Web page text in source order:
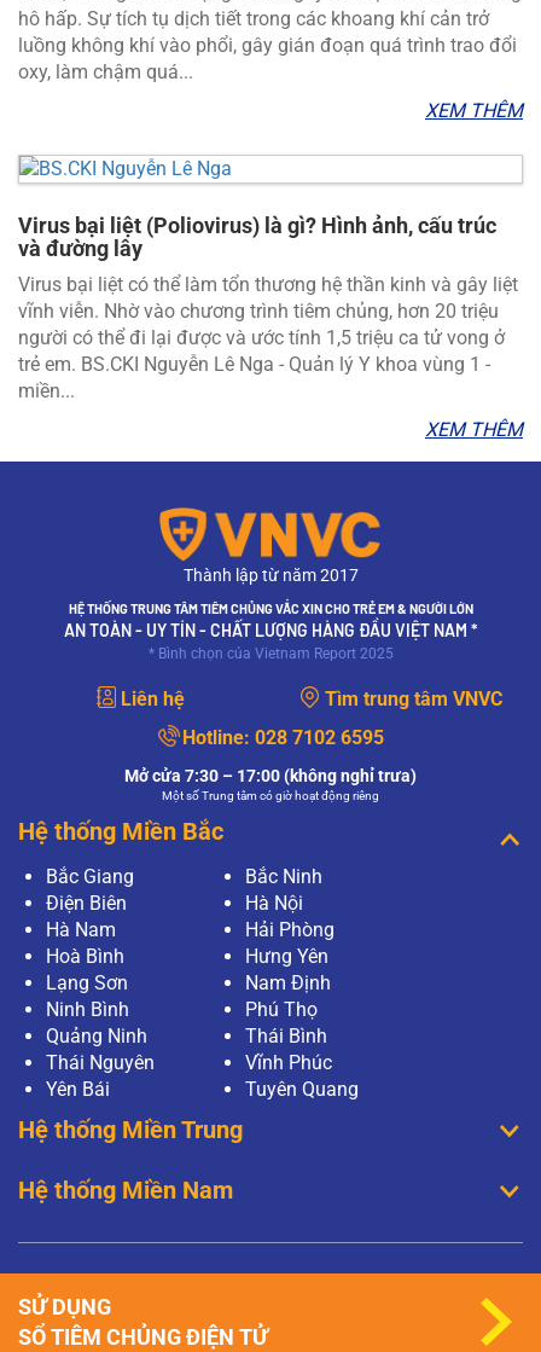
hô hấp. Sự tích tụ dịch tiết trong các khoang khí cản trở
luồng không khí vào phổi, gây gián đoạn quá trình trao đổi
oxy, làm chậm quá...
XEM THÊM
Virus bại liệt (Poliovirus) là gì? Hình ảnh, cấu trúc
và đường lây
Virus bại liệt có thể làm tổn thương hệ thần kinh và gây liệt
vĩnh viễn. Nhờ vào chương trình tiêm chủng, hơn 20 triệu
người có thể đi lại được và ước tính 1,5 triệu ca tử vong ở
trẻ em. BS.CKI Nguyễn Lê Nga - Quản lý Y khoa vùng 1 -
miền...
XEM THÊM
Thành lập từ năm 2017
HỆ THỐNG TRUNG TÂM TIÊM CHỦNG VẮC XIN CHO TRẺ EM & NGƯỜI LỚN
AN TOÀN - UY TÍN - CHẤT LƯỢNG HÀNG ĐẦU VIỆT NAM *
* Bình chọn của Vietnam Report 2025
Liên hệ
Tìm trung tâm VNVC
Hotline: 028 7102 6595
Mở cửa 7:30 – 17:00 (không nghỉ trưa)
Một số Trung tâm có giờ hoạt động riêng
Hệ thống Miền Bắc
Bắc Giang
Bắc Ninh
Điện Biên
Hà Nội
Hà Nam
Hải Phòng
Hoà Bình
Hưng Yên
Lạng Sơn
Nam Định
Ninh Bình
Phú Thọ
Quảng Ninh
Thái Bình
Thái Nguyên
Vĩnh Phúc
Yên Bái
Tuyên Quang
Hệ thống Miền Trung
Hệ thống Miền Nam
SỬ DỤNG
SỔ TIÊM CHỦNG ĐIỆN TỬ